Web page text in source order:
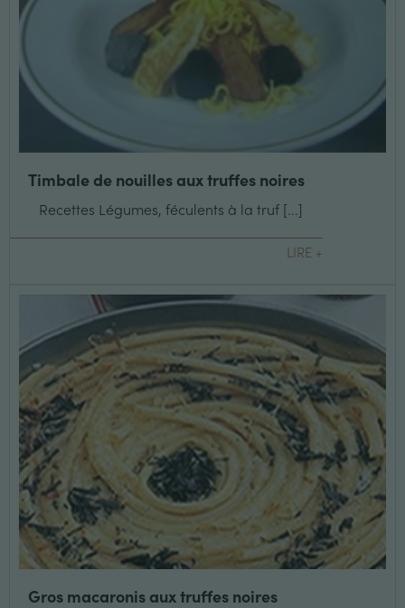
Timbale de nouilles aux truffes noires
Recettes Légumes, féculents à la truf [...]
LIRE +
Gros macaronis aux truffes noires